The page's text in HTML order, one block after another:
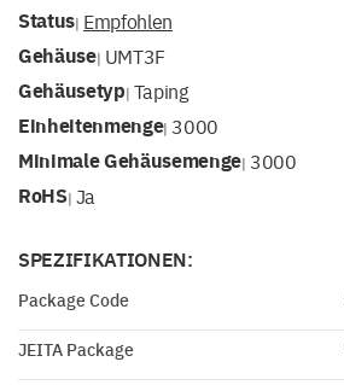
Status| Empfohlen
Gehäuse| UMT3F
Gehäusetyp| Taping
Einheitenmenge| 3000
Minimale Gehäusemenge| 3000
RoHS| Ja
SPEZIFIKATIONEN:
Package Code
JEITA Package